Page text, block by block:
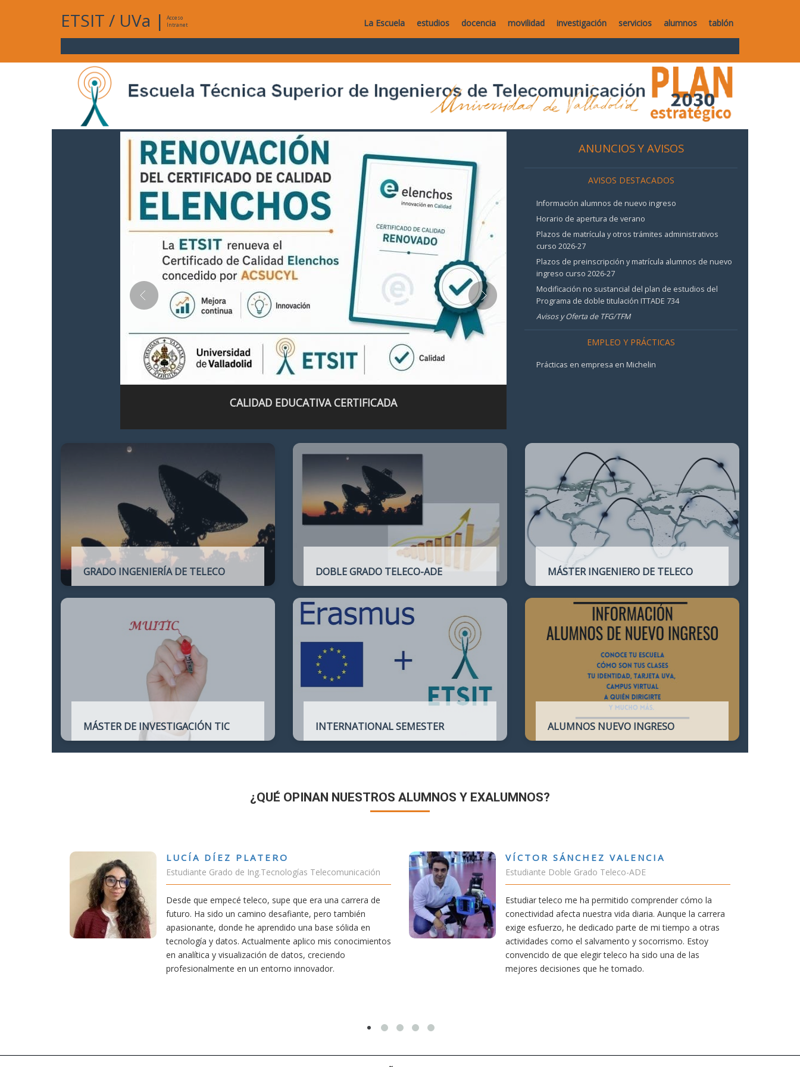
ETSIT / UVa |
Acceso
Intranet
La Escuela estudios docencia movilidad investigación servicios alumnos tablón
CALIDAD EDUCATIVA CERTIFICADA
ANUNCIOS Y AVISOS
AVISOS DESTACADOS
Información alumnos de nuevo ingreso
Horario de apertura de verano
Plazos de matrícula y otros trámites administrativos
curso 2026-27
Plazos de preinscripción y matrícula alumnos de nuevo
ingreso curso 2026-27
Modificación no sustancial del plan de estudios del
Programa de doble titulación ITTADE 734
Avisos y Oferta de TFG/TFM
EMPLEO Y PRÁCTICAS
Prácticas en empresa en Michelin
GRADO INGENIERÍA DE TELECO DOBLE GRADO TELECO-ADE
Ingeniería de Telecomunicación con la de
Administración y Dirección de Empresas
MÁSTER INGENIERO DE TELECO
profesionales del Ingeniero de
Telecomunicación y que habilita para el
ejercicio de la profesión.
MÁSTER DE INVESTIGACIÓN TIC INTERNATIONAL SEMESTER ALUMNOS NUEVO INGRESO
¿QUÉ OPINAN NUESTROS ALUMNOS Y EXALUMNOS?
PLATERO
de Ing.Tecnologías Telecomunicación
teleco, supe que era una carrera de
un camino desafiante, pero también
donde he aprendido una base sólida en
datos. Actualmente aplico mis conocimientos
VÍCTOR SÁNCHEZ VALENCIA
Estudiante Doble Grado Teleco-ADE
Estudiar teleco me ha permitido comprender cómo la
conectividad afecta nuestra vida diaria. Aunque la carrera
exige esfuerzo, he dedicado parte de mi tiempo a otras
actividades como el salvamento y socorrismo. Estoy
convencido de que elegir teleco ha sido una de las
mejores decisiones que he tomado.
RUBÉN URRACA TORICES
Estudiante Grado de Ing.Tecnologías
En cualquier carrera necesitas una buena
mía siempre ha sido poder trabajar en
carrera de teleco me dará la oportunidad
Aunque al principio parezca duro, uno
mereció la pena por las múltiples
titulación ofrece.